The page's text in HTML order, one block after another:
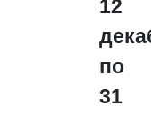
12
по
31